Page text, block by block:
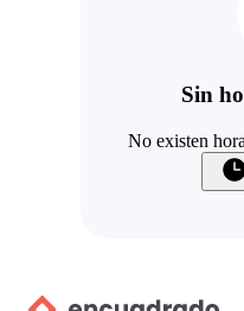
Sin
No existen